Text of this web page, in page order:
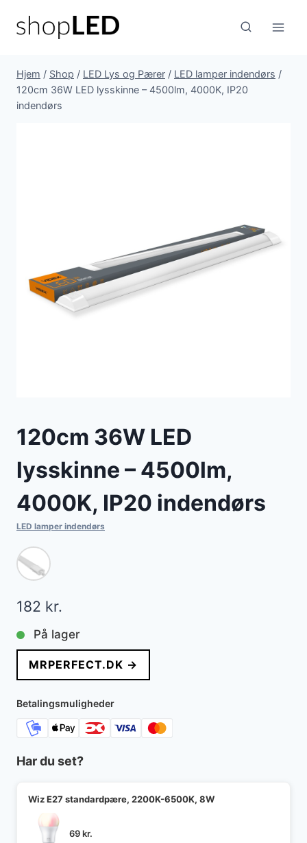
Hjem / Shop / LED Lys og Pærer / LED lamper indendørs /
120cm 36W LED lysskinne – 4500lm, 4000K, IP20
indendørs
120cm 36W LED
lysskinne – 4500lm,
4000K, IP20 indendørs
LED lamper indendørs
182 kr.
På lager
MRPERFECT.DK →
Betalingsmuligheder
Har du set?
Wiz E27 standardpære, 2200K-6500K, 8W
69kr.